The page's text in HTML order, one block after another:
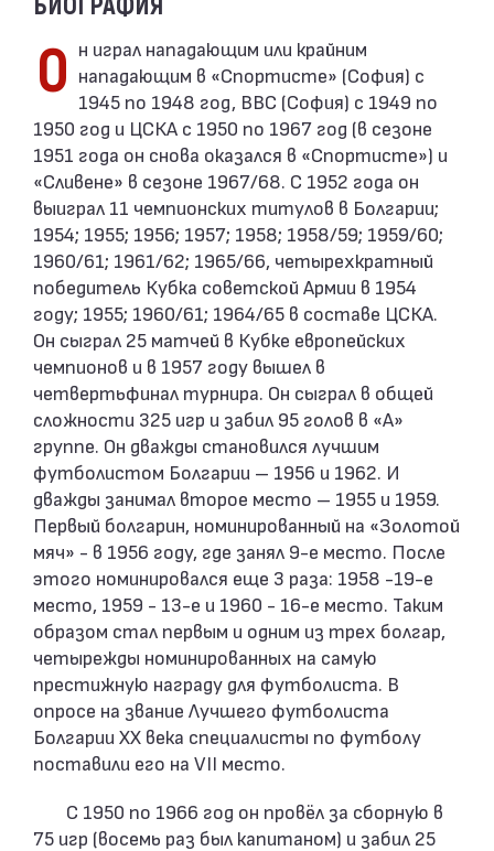
Он играл нападающим или крайним нападающим в «Спортисте» (София) с
1945 по 1948 год, ВВС (София) с 1949 по
1950 год и ЦСКА с 1950 по 1967 год (в сезоне
1951 года он снова оказался в «Спортисте») и
«Сливене» в сезоне 1967/68. С 1952 года он
выиграл 11 чемпионских титулов в Болгарии;
1954; 1955; 1956; 1957; 1958; 1958/59; 1959/60;
1960/61; 1961/62; 1965/66, четырехкратный
победитель Кубка советской Армии в 1954
году; 1955; 1960/61; 1964/65 в составе ЦСКА.
Он сыграл 25 матчей в Кубке европейских
чемпионов и в 1957 году вышел в
четвертьфинал турнира. Он сыграл в общей
сложности 325 игр и забил 95 голов в «А»
группе. Он дважды становился лучшим
футболистом Болгарии – 1956 и 1962. И
дважды занимал второе место – 1955 и 1959.
Первый болгарин, номинированный на «Золотой
мяч» - в 1956 году, где занял 9-е место. После
этого номинировался еще 3 раза: 1958 -19-е
место, 1959 - 13-е и 1960 - 16-е место. Таким
образом стал первым и одним из трех болгар,
четырежды номинированных на самую
престижную награду для футболиста. В
опросе на звание Лучшего футболиста
Болгарии ХХ века специалисты по футболу
поставили его на VII место.
С 1950 по 1966 год он провёл за сборную в
75 игр (восемь раз был капитаном) и забил 25